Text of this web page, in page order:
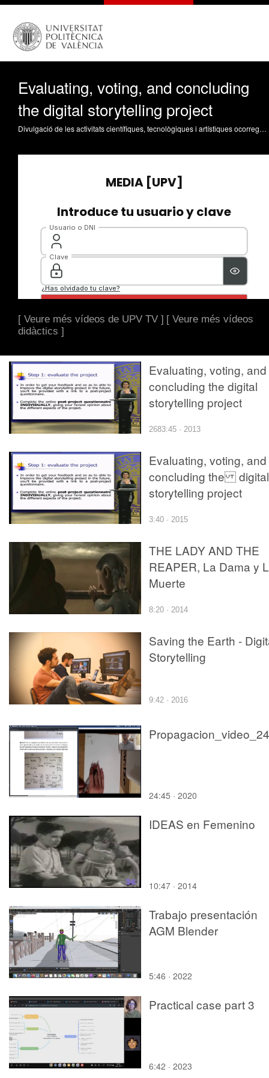
Evaluating, voting, and concluding
the digital storytelling project
Divulgació de les activitats científiques, tecnològiques i artístiques ocorregudes en els tres campus de la UPV
[ Veure més vídeos de UPV TV ] [ Veure més vídeos
didàctics ]
Evaluating, voting, and
concluding the digital
storytelling project
2683:45 · 2013
Evaluating, voting, and
concluding the digital
storytelling project
3:40 · 2015
THE LADY AND THE
REAPER, La Dama y
Muerte
8:20 · 2014
Saving the Earth -
Storytelling
9:42 · 2016
Propagacion_video_24
24:45 · 2020
IDEAS en Femenino
10:47 · 2014
Trabajo presentación
AGM Blender
5:46 · 2022
Practical case part 3
6:42 · 2023